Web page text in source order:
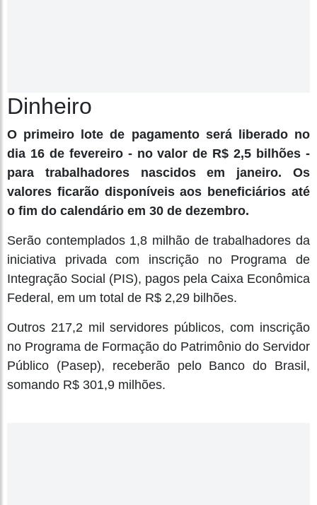
Dinheiro
O primeiro lote de pagamento será liberado no
dia 16 de fevereiro - no valor de R$ 2,5 bilhões -
para trabalhadores nascidos em janeiro. Os
valores ficarão disponíveis aos beneficiários até
o fim do calendário em 30 de dezembro.
Serão contemplados 1,8 milhão de trabalhadores da
iniciativa privada com inscrição no Programa de
Integração Social (PIS), pagos pela Caixa Econômica
Federal, em um total de R$ 2,29 bilhões.
Outros 217,2 mil servidores públicos, com inscrição
no Programa de Formação do Patrimônio do Servidor
Público (Pasep), receberão pelo Banco do Brasil,
somando R$ 301,9 milhões.